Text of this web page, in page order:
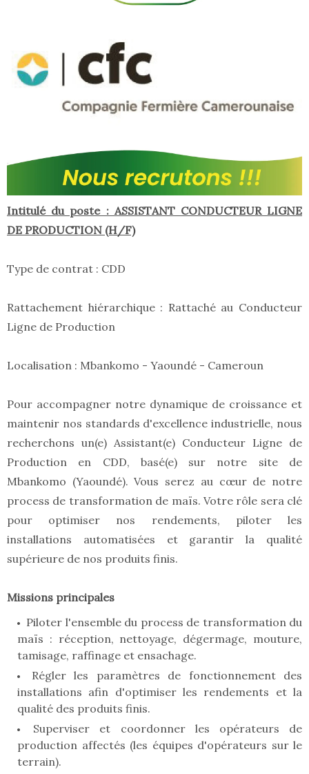
Intitulé du poste : ASSISTANT CONDUCTEUR LIGNE
DE PRODUCTION (H/F)
Type de contrat : CDD
Rattachement hiérarchique : Rattaché au Conducteur
Ligne de Production
Localisation : Mbankomo - Yaoundé - Cameroun
Pour accompagner notre dynamique de croissance et
maintenir nos standards d'excellence industrielle, nous
recherchons un(e) Assistant(e) Conducteur Ligne de
Production en CDD, basé(e) sur notre site de
Mbankomo (Yaoundé). Vous serez au cœur de notre
process de transformation de maïs. Votre rôle sera clé
pour optimiser nos rendements, piloter les
installations automatisées et garantir la qualité
supérieure de nos produits finis.
Missions principales
Piloter l'ensemble du process de transformation du
maïs : réception, nettoyage, dégermage, mouture,
tamisage, raffinage et ensachage.
Régler les paramètres de fonctionnement des
installations afin d'optimiser les rendements et la
qualité des produits finis.
Superviser et coordonner les opérateurs de
production affectés (les équipes d'opérateurs sur le
terrain).